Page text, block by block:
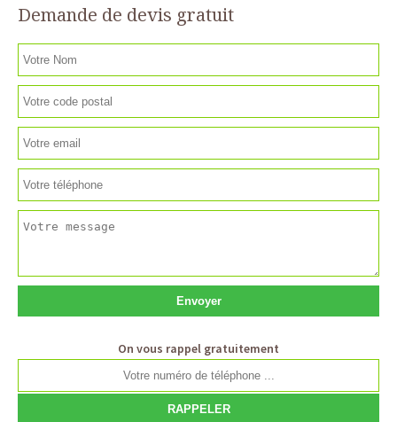
Demande de devis gratuit
On vous rappel gratuitement